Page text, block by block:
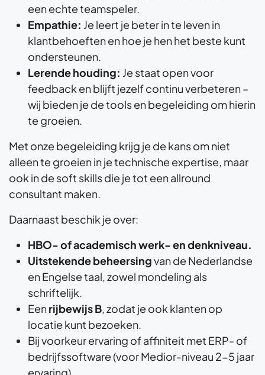
een echte teamspeler.
Empathie: Je leert je beter in te leven in
klantbehoeften en hoe je hen het beste kunt
ondersteunen.
Lerende houding: Je staat open voor
feedback en blijft jezelf continu verbeteren –
wij bieden je de tools en begeleiding om hierin
te groeien.
Met onze begeleiding krijg je de kans om niet
alleen te groeien in je technische expertise, maar
ook in de soft skills die je tot een allround
consultant maken.
Daarnaast beschik je over:
HBO- of academisch werk- en denkniveau.
Uitstekende beheersingvan de Nederlandse
en Engelse taal, zowel mondeling als
schriftelijk.
Eenrijbewijs B, zodat je ook klanten op
locatie kunt bezoeken.
Bij voorkeur ervaring of affiniteit met ERP- of
bedrijfssoftware (voor Medior-niveau 2-5 jaar
ervaring).